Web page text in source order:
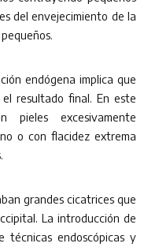
del envejecimiento de la
endógena implica que
resultado final. En este
pieles excesivamente
o con flacidez extrema
grandes cicatrices que
La introducción de
endoscópicas y